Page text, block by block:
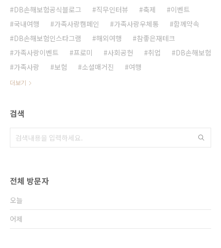
DB손해보험공식블로그
직무인터뷰 축제
이벤트
국내여행
가족사랑캠페인 가족사랑우체통
함께약속
DB손해보험인스타그램
해외여행
참좋은재테크
가족사랑이벤트
프로미 사회공헌 취업
DB손해보험
가족사랑
보험 소셜매거진 여행
더보기
검색
전체 방문자
오늘
어제